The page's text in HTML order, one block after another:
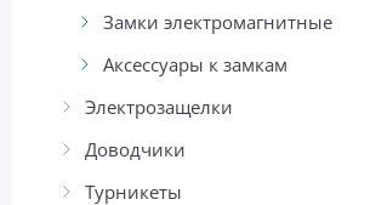
Замки электромагнитные
Аксессуары к замкам
Электрозащелки
Доводчики
Турникеты